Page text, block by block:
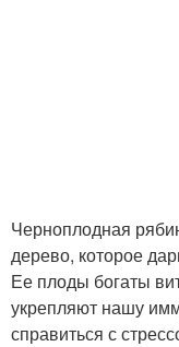
Черноплодная
дерево, которое
Ее плоды богаты
укрепляют нашу
справиться с